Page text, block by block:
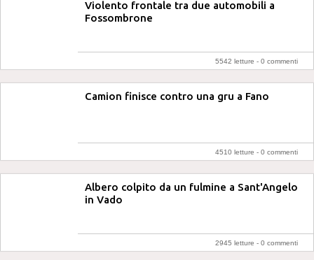
Violento frontale tra due automobili a
Fossombrone
5542 letture - 0 commenti
Camion finisce contro una gru a Fano
4510 letture - 0 commenti
Albero colpito da un fulmine a Sant'Angelo
in Vado
2945 letture - 0 commenti